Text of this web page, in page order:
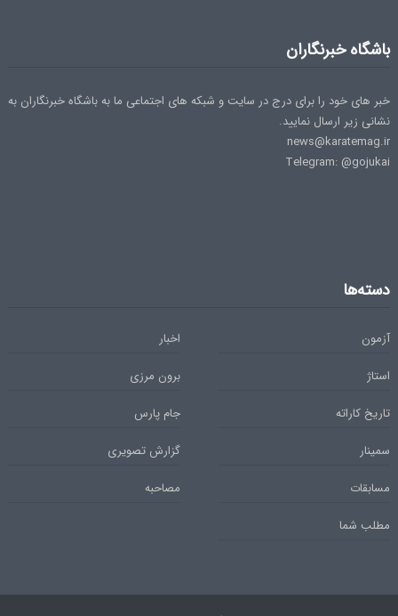
باشگاه خبرنگاران
خبر های خود را برای درج در سایت و شبکه های اجتماعی ما به باشگاه خبرنگاران به
نشانی زیر ارسال نمایید.
news@karatemag.ir
Telegram: @gojukai
دسته‌ها
آزمون
اخبار
استاژ
برون مرزی
تاریخ کاراته
جام پارس
سمینار
گزارش تصویری
مسابقات
مصاحبه
مطلب شما